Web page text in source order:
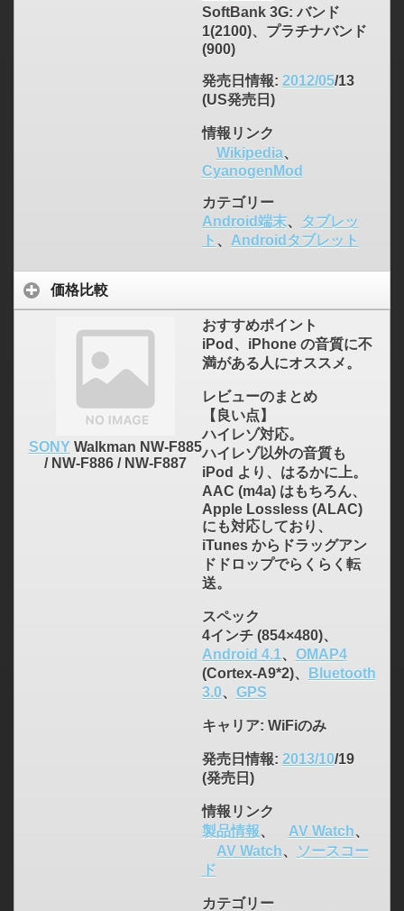
SoftBank 3G: バンド
1(2100)、プラチナバンド
(900)
発売日情報: 2012/05/13
(US発売日)
情報リンク
Wikipedia、
CyanogenMod
カテゴリー
Android端末、
タブレッ
ト 、 Androidタブレット
価格比較
SONY Walkman NW-F885
/ NW-F886 / NW-F887
おすすめポイント
iPod、iPhone の音質に不
満がある人にオススメ。
レビューのまとめ
【良い点】
ハイレゾ対応。
ハイレゾ以外の音質も
iPod より、はるかに上。
AAC (m4a) はもちろん、
Apple Lossless (ALAC)
にも対応しており、
iTunes からドラッグアン
ドドロップでらくらく転
送。
スペック
4インチ (854×480)、
Android 4.1、 OMAP4
(Cortex-A9*2)、
Bluetooth
3.0、 GPS
キャリア: WiFiのみ
発売日情報: 2013/10/19
(発売日)
情報リンク
製品情報、 AV Watch、
AV Watch、
ソースコー
ド
カテゴリー